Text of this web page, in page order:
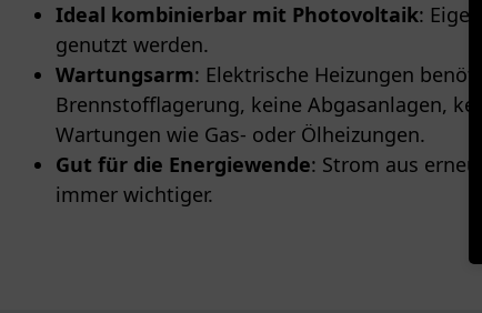
Ideal kombinierbar mit Photovoltaik:
genutzt werden.
Wartungsarm: Elektrische Heizungen
Brennstofflagerung, keine Abgasanlagen,
Wartungen wie Gas- oder Ölheizungen.
Gut für die Energiewende: Strom aus
immer wichtiger.